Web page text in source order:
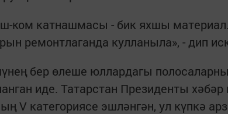
ком катнашмасы - бик яхшы
ремонтлаганда кулланыла», - дип
бер өлеше юллардагы
иде. Татарстан Президенты хәбәр
V категориясе эшләнгән, ул күпкә